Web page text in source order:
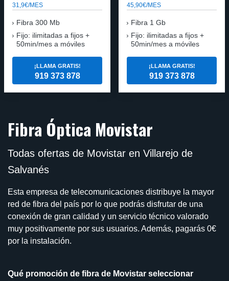
31,9€/MES
Fibra 300 Mb
Fijo: ilimitadas a fijos +
50min/mes a móviles
¡LLAMA GRATIS!
919 373 878
45,90€/MES
Fibra 1 Gb
Fijo: ilimitadas a fijos +
50min/mes a móviles
¡LLAMA GRATIS!
919 373 878
Fibra Óptica Movistar
Todas ofertas de Movistar en Villarejo de
Salvanés
Esta empresa de telecomunicaciones distribuye la mayor
red de fibra del país por lo que podrás disfrutar de una
conexión de gran calidad y un servicio técnico valorado
muy positivamente por sus usuarios. Además, pagarás 0€
por la instalación.
Qué promoción de fibra de Movistar seleccionar